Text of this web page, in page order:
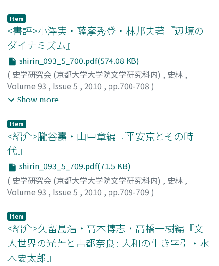
本稿は歴史の利用という観点からその革命言説を分析する
ことで革命像の転換を図った。その結果、カントナリスト
らは一六世紀のヘルマニアスの反乱を自身らの求める連邦
主義の祖とみなし、その完遂を求めて歴史を利用していた
こと。他方、彼らに対立した連邦共和党執行部の連邦主義
は、カントナリストのそれとは大きく異なる歴史認識に基
づいたものであったこと。さらに両者の対立が一九世紀の
歴史認識の流れに対応したものであったことを示し、最後
え、また様々に解釈可能な革命像を与えることにつながっ
たと結論付けた。
Item
<書評>小澤実・薩摩秀登・林邦夫著『辺境の
ダイナミズム』
shirin_093_5_700.pdf(574.08 KB)
( 史学研究会 (京都大学大学院文学研究科内) , 史林 ,
Volume 93 , Issue 5 , 2010 , pp.700-708 )
松本, 涼; 藤井, 真生
イ, マサオ
Show more
Item
<紹介>朧谷壽・山中章編『平安京とその時
代』
shirin_093_5_709.pdf(71.5 KB)
( 史学研究会 (京都大学大学院文学研究科内) , 史林 ,
Volume 93 , Issue 5 , 2010 , pp.709-709 )
Item
<紹介>久留島浩・高木博志・高橋一樹編『文
人世界の光芒と古都奈良 : 大和の生き字引・水
木要太郎』